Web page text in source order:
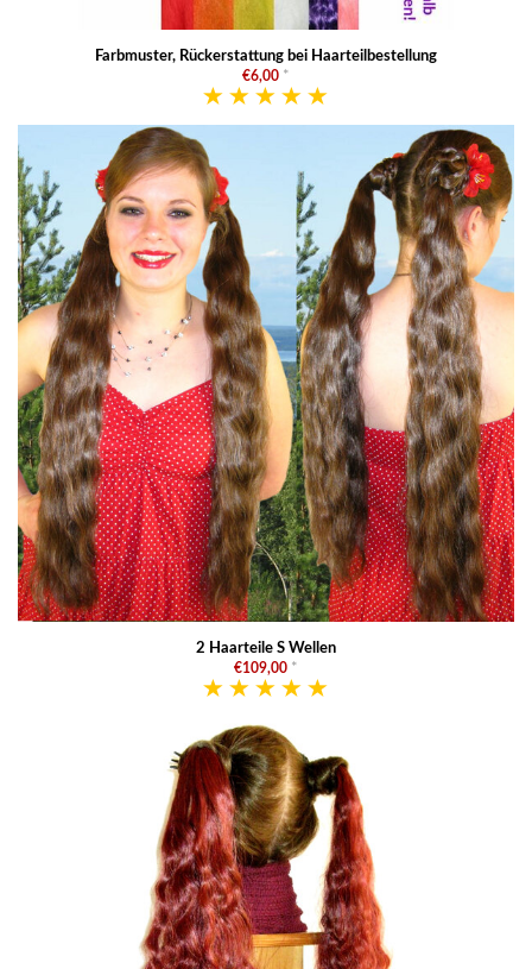
Farbmuster, Rückerstattung bei Haarteilbestellung
€6,00 *
2 Haarteile S Wellen
€109,00 *